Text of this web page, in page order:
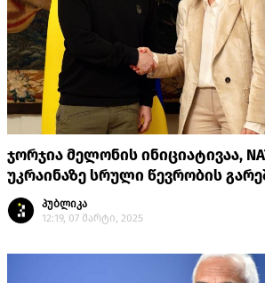
ჯორჯია მელონის ინიციატივაა,
უკრაინაზე სრული წევრობის
პუბლიკა
12:19, 07 მარტი, 2025